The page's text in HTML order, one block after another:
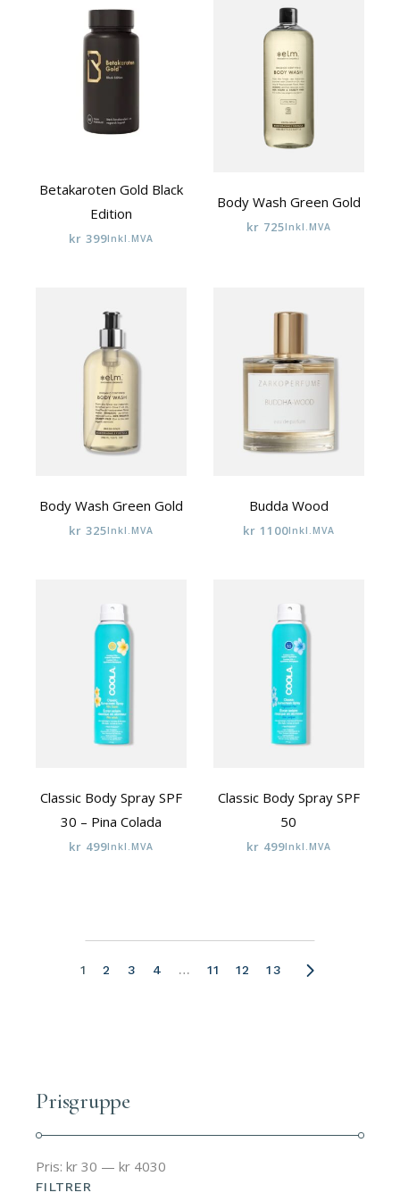
Betakaroten Gold Black
Edition
kr 399Inkl.MVA
Body Wash Green Gold
kr 725Inkl.MVA
Body Wash Green Gold
kr 325Inkl.MVA
Budda Wood
kr 1100Inkl.MVA
Classic Body Spray SPF
30 – Pina Colada
kr 499Inkl.MVA
Classic Body Spray SPF
50
kr 499Inkl.MVA
1 2 3 4 … 11 12 13
Prisgruppe
FILTRER
Pris:kr 30 —kr 4030